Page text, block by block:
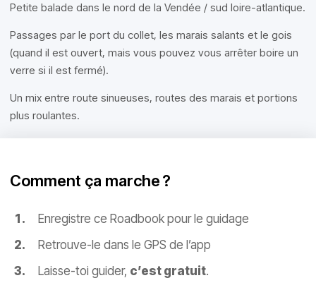
Petite balade dans le nord de la Vendée / sud loire-atlantique.
Passages par le port du collet, les marais salants et le gois
(quand il est ouvert, mais vous pouvez vous arrêter boire un
verre si il est fermé).
Un mix entre route sinueuses, routes des marais et portions
plus roulantes.
Comment ça marche ?
Enregistre ce Roadbook pour le guidage
Retrouve-le dans le GPS de l’app
Laisse-toi guider, c’est gratuit.